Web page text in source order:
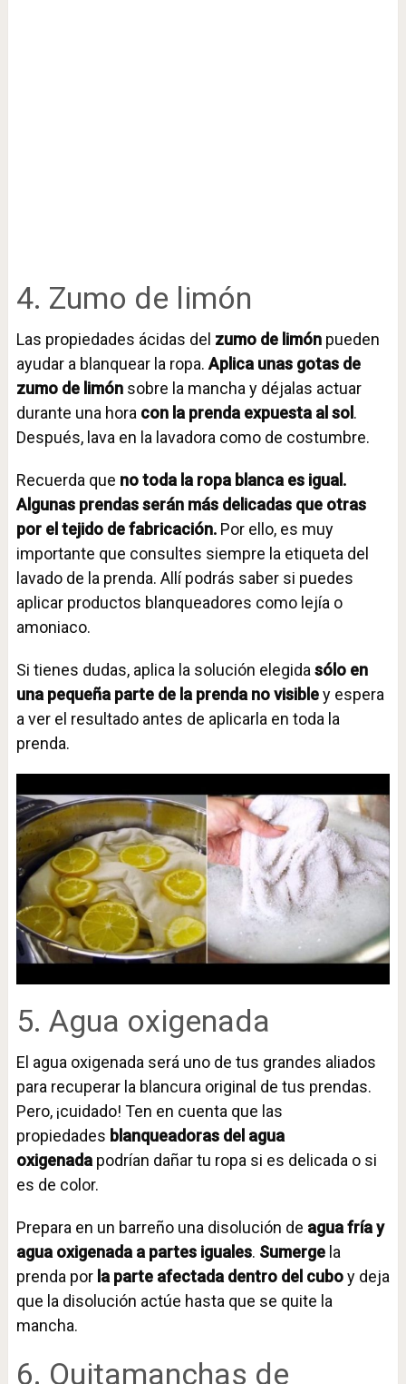
4. Zumo de limón
Las propiedades ácidas del zumo de limón pueden
ayudar a blanquear la ropa. Aplica unas gotas de
zumo de limónsobre la mancha y déjalas actuar
durante una hora con la prenda expuesta al sol .
Después, lava en la lavadora como de costumbre.
Recuerda que no toda la ropa blanca es igual.
Algunas prendas serán más delicadas que otras
por el tejido de fabricación. Por ello, es muy
importante que consultes siempre la etiqueta del
lavado de la prenda. Allí podrás saber si puedes
aplicar productos blanqueadores como lejía o
amoniaco.
Si tienes dudas, aplica la solución elegida sólo en
una pequeña parte de la prenda no visibley espera
a ver el resultado antes de aplicarla en toda la
prenda.
5. Agua oxigenada
El agua oxigenada será uno de tus grandes aliados
para recuperar la blancura original de tus prendas.
Pero, ¡cuidado! Ten en cuenta que las
propiedades blanqueadoras del agua
oxigenadapodrían dañar tu ropa si es delicada o si
es de color.
Prepara en un barreño una disolución de agua fría y
agua oxigenada a partes iguales. Sumerge la
prenda por la parte afectada dentro del cuboy deja
que la disolución actúe hasta que se quite la
mancha.
6. Quitamanchas de